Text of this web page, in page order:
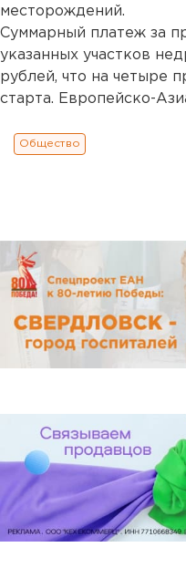
месторождений.
Суммарный платеж за
указанных участков
рублей, что на четыре
старта. Европейско-
Общество